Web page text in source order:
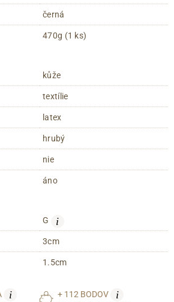
černá
470g (1 ks)
kůže
textílie
latex
hrubý
nie
áno
G i
3cm
1.5cm
i + 112 BODOV i